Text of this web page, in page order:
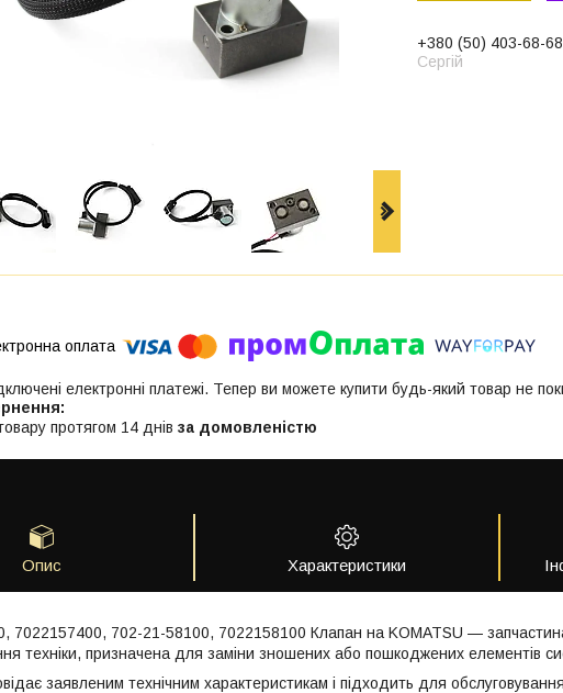
+380 (50) 403-68-68
Сергій
електронні платежі. Тепер ви можете купити будь-який товар не
протягом 14 днів за домовленістю
Опис Характеристики
7022157400, 702-21-58100, 7022158100 Клапан на KOMATSU —
техніки, призначена для заміни зношених або пошкоджених елементів
заявленим технічним характеристикам і підходить для